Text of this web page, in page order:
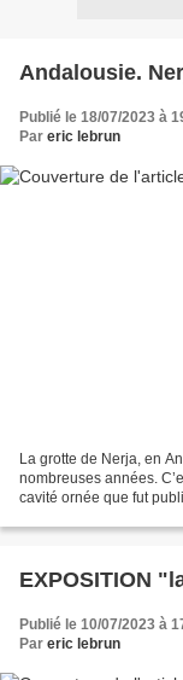
Andalousie.
Publié le 18/07/2023 à
Par eric lebrun
La grotte de Nerja, en
nombreuses années.
cavité ornée que fut
EXPOSITION
Publié le 10/07/2023 à
Par eric lebrun